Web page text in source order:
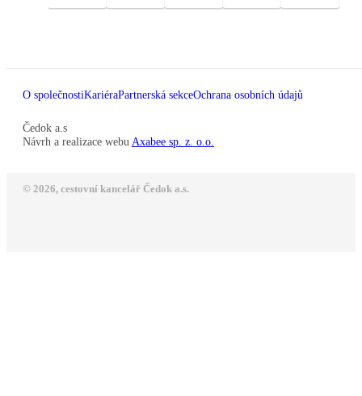
O společnostiKariéraPartnerská sekceOchrana osobních údajů
Čedok a.s
Návrh a realizace webu Axabee sp. z. o.o.
© 2026, cestovní kancelář Čedok a.s.